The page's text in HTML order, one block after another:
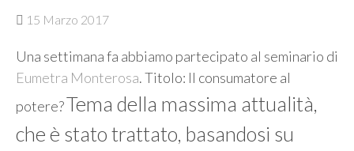
15 Marzo 2017
Una settimana fa abbiamo partecipato al seminario di
Eumetra Monterosa. Titolo: Il consumatore al
potere?Tema della massima attualità,
che è stato trattato, basandosi su